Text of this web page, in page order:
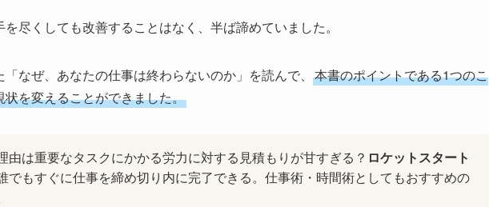
尽くしても改善することはなく、半ば諦めていました。
なぜ、あなたの仕事は終わらないのか」を読んで、 本書のポイントである1つのこ
を変えることができました。
由は重要なタスクにかかる労力に対する見積もりが甘すぎる？ ロケットスタート
でもすぐに仕事を締め切り内に完了できる。仕事術・時間術としてもおすすめの